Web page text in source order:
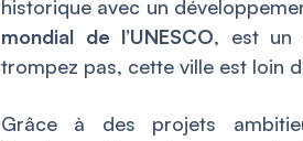
historique avec un
mondial de l’UNESCO, est un
trompez pas, cette ville est loin
Grâce à des projets